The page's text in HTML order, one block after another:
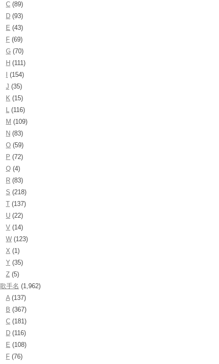
C (89)
D (93)
E (43)
F (69)
G (70)
H (111)
(154)
J (35)
K (15)
L (116)
M (109)
N (83)
O (59)
P (72)
Q (4)
R (83)
S (218)
T (137)
U (22)
V (14)
W (123)
X (1)
Y (35)
Z (5)
歌手名 (1,962)
A(137)
B (367)
C (181)
D (116)
E (108)
F (76)